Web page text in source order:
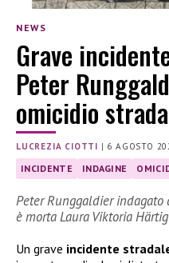
NEWS
Grave
Peter
omicidio
LUCREZIA CIOTTI | 6 AGOSTO
INCIDENTE INDAGINE
Peter Runggaldier
è morta Laura Viktoria
Un grave incidente